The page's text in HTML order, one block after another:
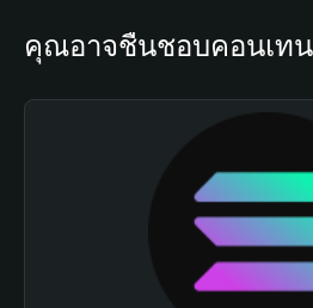
คุณอาจชื่นชอบคอนเท